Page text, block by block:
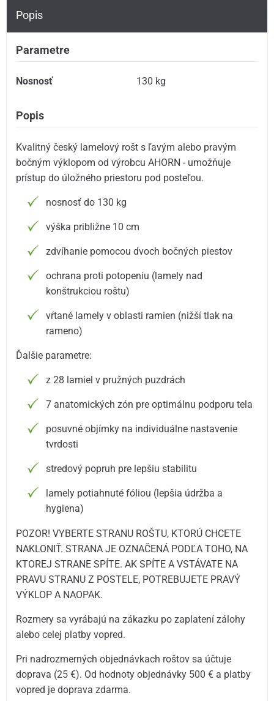
Popis
Parametre
Nosnosť 130 kg
Popis
Kvalitný český lamelový rošt s ľavým alebo pravým
bočným výklopom od výrobcu AHORN - umožňuje
prístup do úložného priestoru pod posteľou.
nosnosť do 130 kg
výška približne 10 cm
zdvíhanie pomocou dvoch bočných piestov
ochrana proti potopeniu (lamely nad
konštrukciou roštu)
vŕtané lamely v oblasti ramien (nižší tlak na
rameno)
Ďalšie parametre:
z 28 lamiel v pružných puzdrách
7 anatomických zón pre optimálnu podporu tela
posuvné objímky na individuálne nastavenie
tvrdosti
stredový popruh pre lepšiu stabilitu
lamely potiahnuté fóliou (lepšia údržba a
hygiena)
POZOR! VYBERTE STRANU ROŠTU, KTORÚ CHCETE
NAKLONIŤ. STRANA JE OZNAČENÁ PODĽA TOHO, NA
KTOREJ STRANE SPÍTE. AK SPÍTE A VSTÁVATE NA
PRAVU STRANU Z POSTELE, POTREBUJETE PRAVÝ
VÝKLOP A NAOPAK.
Rozmery sa vyrábajú na zákazku po zaplatení zálohy
alebo celej platby vopred.
Pri nadrozmerných objednávkach roštov sa účtuje
doprava (25 €). Od hodnoty objednávky 500 € a platby
vopred je doprava zdarma.